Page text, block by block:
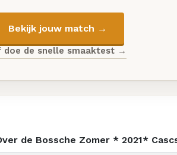
Bekijk jouw match →
doe de snelle smaaktest →
de Bossche Zomer * 2021*